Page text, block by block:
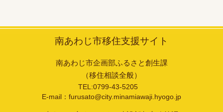
南あわじ市移住支援サイト
南あわじ市企画部ふるさと創生課
（移住相談全般）
TEL:0799-43-5205
E-mail：furusato@city.minamiawaji.hyogo.jp